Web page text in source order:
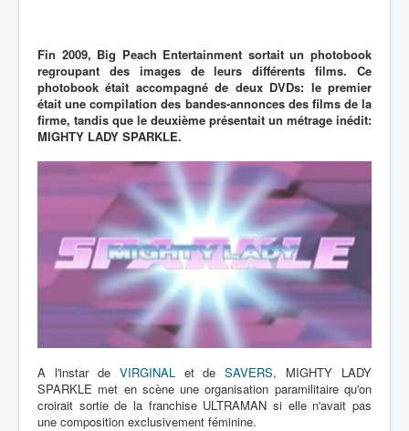
Fin 2009, Big Peach Entertainment sortait un photobook
regroupant des images de leurs différents films. Ce
photobook était accompagné de deux DVDs: le premier
était une compilation des bandes-annonces des films de la
firme, tandis que le deuxième présentait un métrage inédit:
MIGHTY LADY SPARKLE.
A l'instar de VIRGINAL et deSAVERS, MIGHTY LADY
SPARKLE met en scène une organisation paramilitaire qu'on
croirait sortie de la franchise ULTRAMAN si elle n'avait pas
une composition exclusivement féminine.